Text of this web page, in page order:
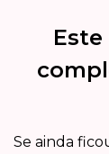
Se ainda